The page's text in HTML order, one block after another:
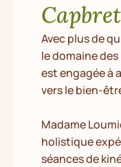
Avec plus de
le domaine
est engagée à
vers le bien-
Madame
holistique
séances de